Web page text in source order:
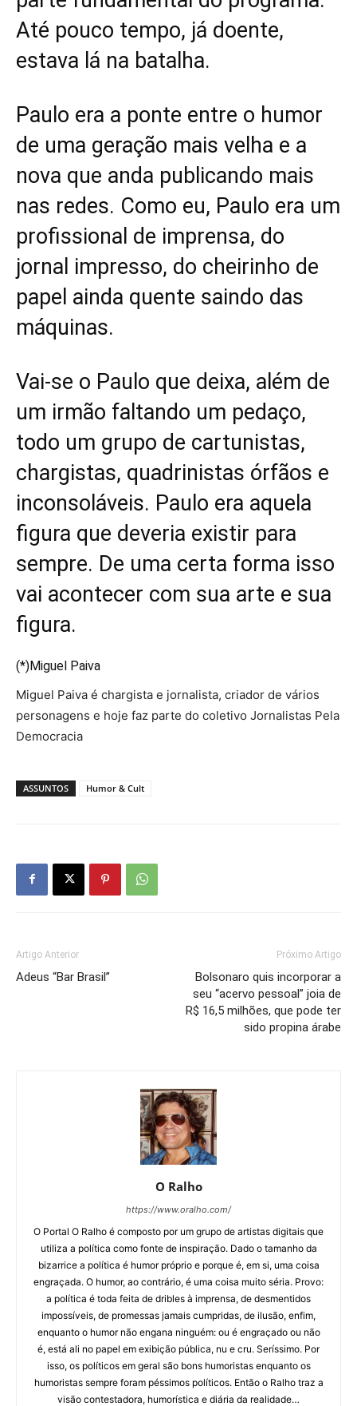
Até pouco tempo, já doente,
estava lá na batalha.
Paulo era a ponte entre o humor
de uma geração mais velha e a
nova que anda publicando mais
nas redes. Como eu, Paulo era um
profissional de imprensa, do
jornal impresso, do cheirinho de
papel ainda quente saindo das
máquinas.
Vai-se o Paulo que deixa, além de
um irmão faltando um pedaço,
todo um grupo de cartunistas,
chargistas, quadrinistas órfãos e
inconsoláveis. Paulo era aquela
figura que deveria existir para
sempre. De uma certa forma isso
vai acontecer com sua arte e sua
figura.
(*)Miguel Paiva
Miguel Paiva é chargista e jornalista, criador de vários
personagens e hoje faz parte do coletivo Jornalistas Pela
Democracia
ASSUNTOS Humor & Cult
Artigo Anterior
Adeus “Bar Brasil”
Próximo Artigo
Bolsonaro quis incorporar a
seu “acervo pessoal” joia de
R$ 16,5 milhões, que pode ter
sido propina árabe
O Ralho
https://www.oralho.com/
O Portal O Ralho é composto por um grupo de artistas digitais que
utiliza a política como fonte de inspiração. Dado o tamanho da
bizarrice a política é humor próprio e porque é, em si, uma coisa
engraçada. O humor, ao contrário, é uma coisa muito séria. Provo:
a política é toda feita de dribles à imprensa, de desmentidos
impossíveis, de promessas jamais cumpridas, de ilusão, enfim,
enquanto o humor não engana ninguém: ou é engraçado ou não
é, está ali no papel em exibição pública, nu e cru. Seríssimo. Por
isso, os políticos em geral são bons humoristas enquanto os
humoristas sempre foram péssimos políticos. Então o Ralho traz a
visão contestadora, humorística e diária da realidade…